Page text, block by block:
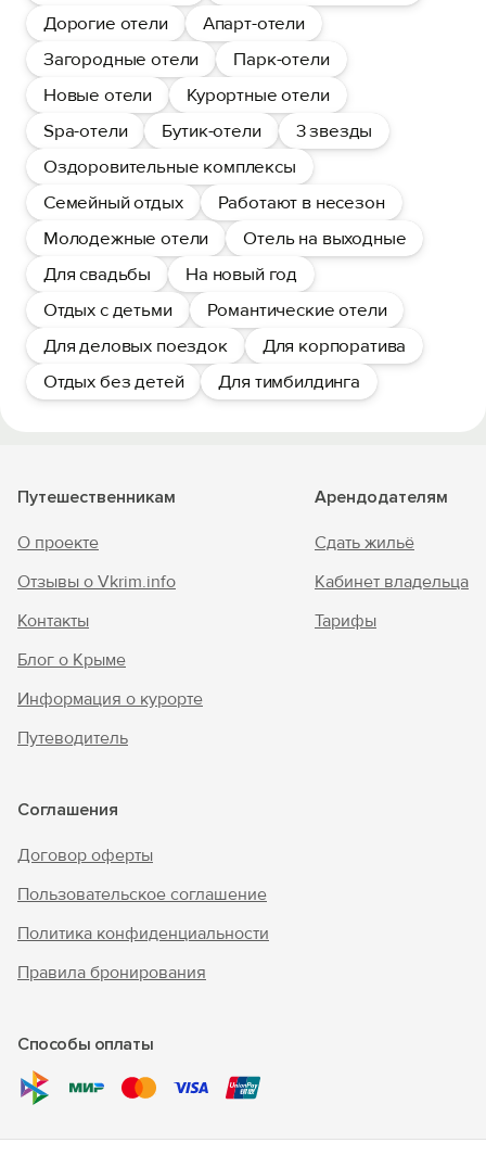
Дорогие отели
Апарт-отели
Загородные отели
Парк-отели
Новые отели
Курортные отели
Spa-отели
Бутик-отели
3 звезды
Оздоровительные комплексы
Семейный отдых
Работают в несезон
Молодежные отели
Отель на выходные
Для свадьбы
На новый год
Отдых с детьми
Романтические отели
Для деловых поездок
Для корпоратива
Отдых без детей
Для тимбилдинга
Путешественникам
О проекте
Отзывы о Vkrim.info
Контакты
Блог о Крыме
Информация о курорте
Путеводитель
Арендодателям
Сдать жильё
Кабинет владельца
Тарифы
Соглашения
Договор оферты
Пользовательское соглашение
Политика конфиденциальности
Правила бронирования
Способы оплаты
© 2010 - 2026 "В Крым - инфо"